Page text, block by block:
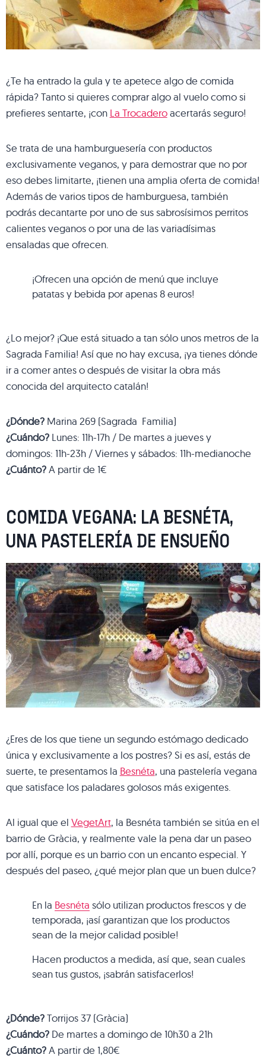
¿Te ha entrado la gula y te apetece algo de comida
rápida? Tanto si quieres comprar algo al vuelo como si
prefieres sentarte, ¡con La Trocaderoacertarás seguro!
Se trata de una hamburguesería con productos
exclusivamente veganos, y para demostrar que no por
eso debes limitarte, ¡tienen una amplia oferta de comida!
Además de varios tipos de hamburguesa, también
podrás decantarte por uno de sus sabrosísimos perritos
calientes veganos o por una de las variadísimas
ensaladas que ofrecen.
¡Ofrecen una opción de menú que incluye
patatas y bebida por apenas 8 euros!
¿Lo mejor? ¡Que está situado a tan sólo unos metros de la
Sagrada Familia! Así que no hay excusa, ¡ya tienes dónde
ir a comer antes o después de visitar la obra más
conocida del arquitecto catalán!
¿Dónde? Marina 269 (Sagrada Familia)
¿Cuándo?Lunes: 11h-17h / De martes a jueves y
domingos: 11h-23h / Viernes y sábados: 11h-medianoche
¿Cuánto?A partir de 1€
COMIDA VEGANA: LA BESNÉTA,
UNA PASTELERÍA DE ENSUEÑO
¿Eres de los que tiene un segundo estómago dedicado
única y exclusivamente a los postres? Si es así, estás de
suerte, te presentamos la Besnéta, una pastelería vegana
que satisface los paladares golosos más exigentes.
Al igual que el VegetArt, la Besnéta también se sitúa en el
barrio de Gràcia, y realmente vale la pena dar un paseo
por allí, porque es un barrio con un encanto especial. Y
después del paseo, ¿qué mejor plan que un buen dulce?
En la Besnéta sólo utilizan productos frescos y de
temporada, ¡así garantizan que los productos
sean de la mejor calidad posible!
Hacen productos a medida, así que, sean cuales
sean tus gustos, ¡sabrán satisfacerlos!
¿Dónde?Torrijos 37 (Gràcia)
¿Cuándo?De martes a domingo de 10h30 a 21h
¿Cuánto?A partir de 1,80€